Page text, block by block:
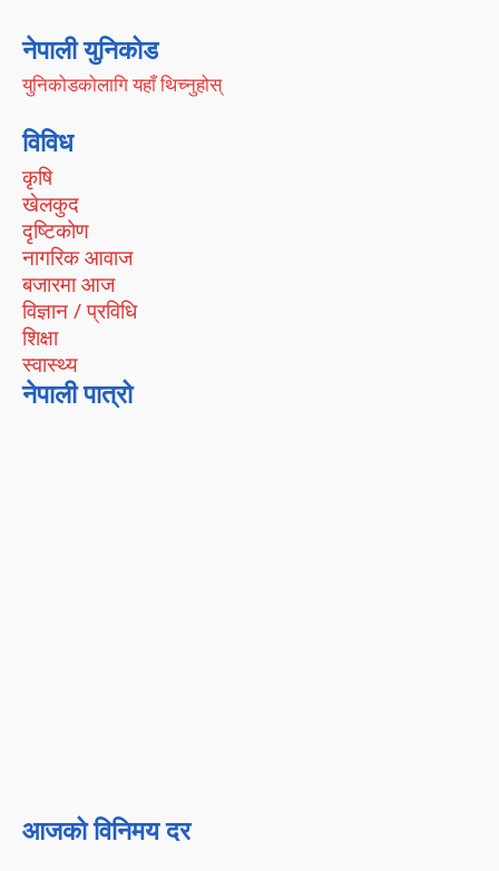
नेपाली युनिकोड
युनिकोडकोलागि यहाँ थिच्नुहोस्
विविध
कृषि
खेलकुद
दृष्टिकोण
नागरिक आवाज
बजारमा आज
विज्ञान / प्रविधि
शिक्षा
स्वास्थ्य
नेपाली पात्रो
आजको विनिमय दर